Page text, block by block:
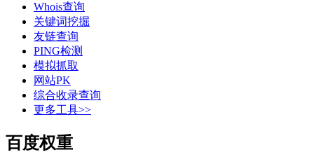
Whois查询
关键词挖掘
友链查询
PING检测
模拟抓取
网站PK
综合收录查询
更多工具>>
百度权重